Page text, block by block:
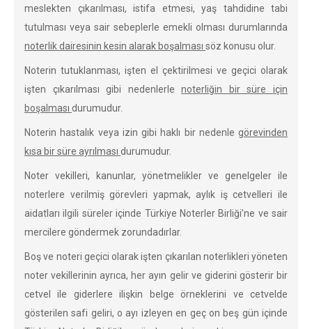
meslekten çıkarılması, istifa etmesi, yaş tahdidine tabi
tutulması veya sair sebeplerle emekli olması durumlarında
noterlik dairesinin kesin alarak boşalması söz konusu olur.
Noterin tutuklanması, işten el çektirilmesi ve geçici olarak
işten çıkarılması gibi nedenlerlenoterliğin bir süre için
boşalması durumudur.
Noterin hastalık veya izin gibi haklı bir nedenle görevinden
kısa bir süre ayrılması durumudur.
Noter vekilleri, kanunlar, yönetmelikler ve genelgeler ile
noterlere verilmiş görevleri yapmak, aylık iş cetvelleri ile
aidatları ilgili süreler içinde Türkiye Noterler Birliği’ne ve sair
mercilere göndermek zorundadırlar.
Boş ve noteri geçici olarak işten çıkarılan noterlikleri yöneten
noter vekillerinin ayrıca, her ayın gelir ve giderini gösterir bir
cetvel ile giderlere ilişkin belge örneklerini ve cetvelde
gösterilen safi geliri, o ayı izleyen en geç on beş gün içinde